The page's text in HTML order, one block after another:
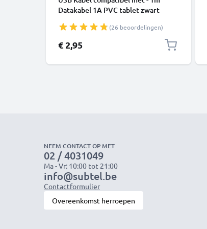
Datakabel 1A PVC tablet zwart
(26 beoordelingen)
€ 2,95
NEEM CONTACT OP MET
02 / 4031049
Ma - Vr: 10:00 tot 21:00
info@subtel.be
Contactformulier
Overeenkomst herroepen